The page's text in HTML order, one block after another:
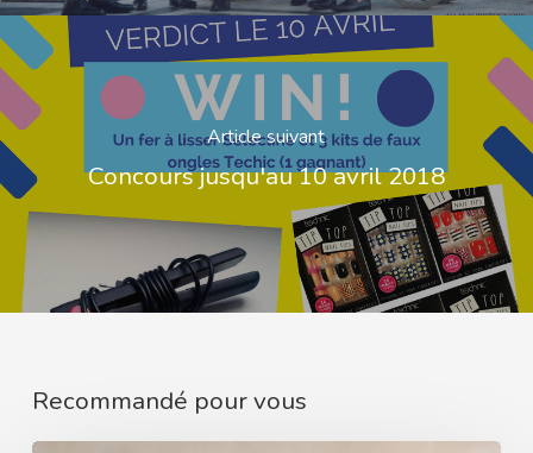
Article suivant
Concours jusqu'au 10 avril 2018
Recommandé pour vous